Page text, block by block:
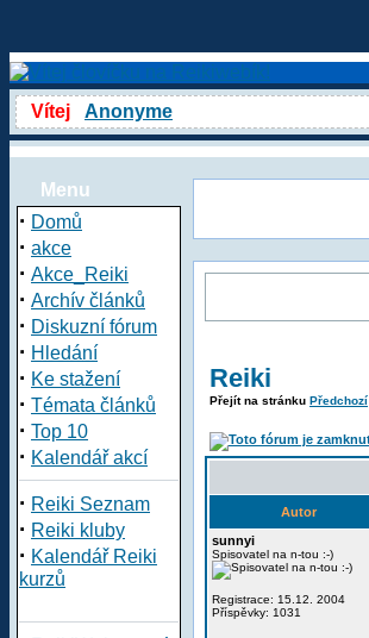
Vítej Anonyme
Menu
· Domů
· akce
· Akce_Reiki
· Archív článků
· Diskuzní fórum
· Hledání
· Ke stažení
· Témata článků
· Top 10
· Kalendář akcí
· Reiki Seznam
· Reiki kluby
· Kalendář Reiki
kurzů
Reiki
Přejít na stránku Předchozí
Autor
sunnyi
Spisovatel na n-tou :-)
Registrace: 15.12. 2004
Příspěvky: 1031